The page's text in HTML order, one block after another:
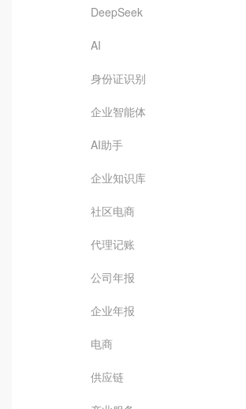
DeepSeek
AI
身份证识别
企业智能体
AI助手
企业知识库
社区电商
代理记账
公司年报
企业年报
电商
供应链